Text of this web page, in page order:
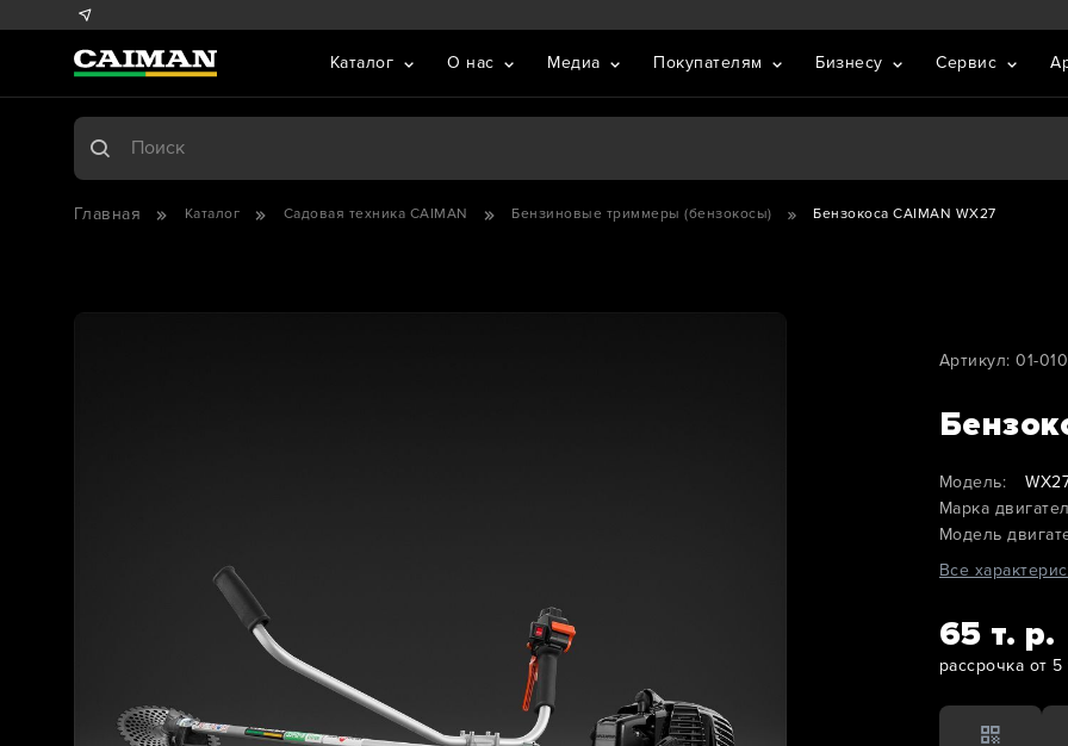
Каталог О нас Медиа Покупателям Бизнесу Сервис
Главная Каталог Садовая техника CAIMAN Бензиновые триммеры (бензокосы) Бензокоса CAIMAN WX27
Артикул: 01-
Модель:
Марка
Модель
Все
65 т. р.
рассрочка от